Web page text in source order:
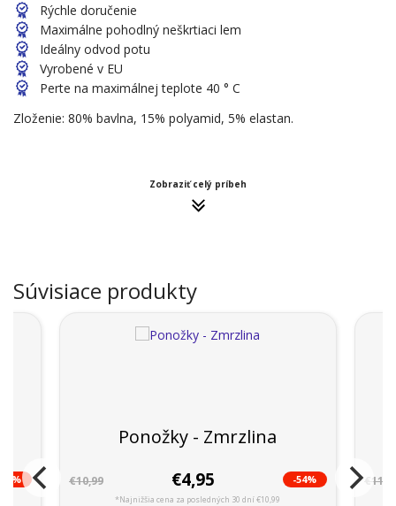
Rýchle doručenie
Maximálne pohodlný neškrtiaci lem
Ideálny odvod potu
Vyrobené v EU
Perte na maximálnej teplote 40 ° C
Zloženie: 80% bavlna, 15% polyamid, 5% elastan.
Zobraziť celý príbeh
Súvisiace produkty
Ponožky - Zmrzlina
€10,99 €4,95 -54%
*Najnižšia cena za posledných 30 dní €10,99